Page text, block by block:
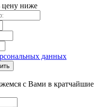
ниже
данных
с Вами в кратчайшие